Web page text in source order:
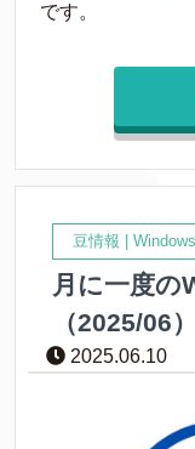
です。
豆情報
月に一度
（2025/06）
2025.06.10